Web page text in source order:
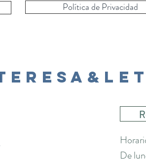
Política de Privacidad
De